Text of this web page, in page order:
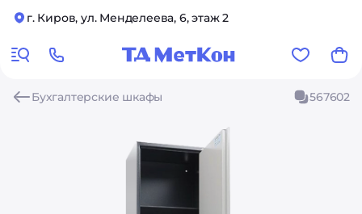
г. Киров, ул. Менделеева, 6, этаж 2
Бухгалтерские шкафы 567602